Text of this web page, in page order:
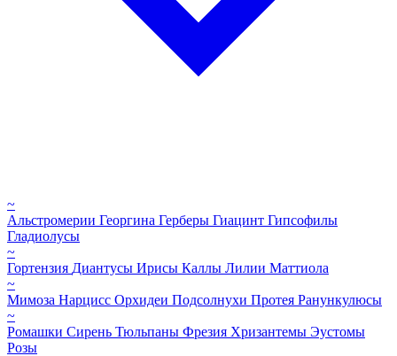
~
Альстромерии Георгина Герберы Гиацинт Гипсофилы
Гладиолусы
~
Гортензия Диантусы Ирисы Каллы Лилии Маттиола
~
Мимоза Нарцисс Орхидеи Подсолнухи Протея Ранункулюсы
~
Ромашки Сирень Тюльпаны Фрезия Хризантемы Эустомы
Розы